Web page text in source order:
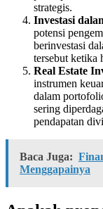
strategis.
Investasi
potensi
berinvestasi
tersebut ketika
Real Estate
instrumen
dalam
sering
pendapatan
Baca Juga:
Menggapainya